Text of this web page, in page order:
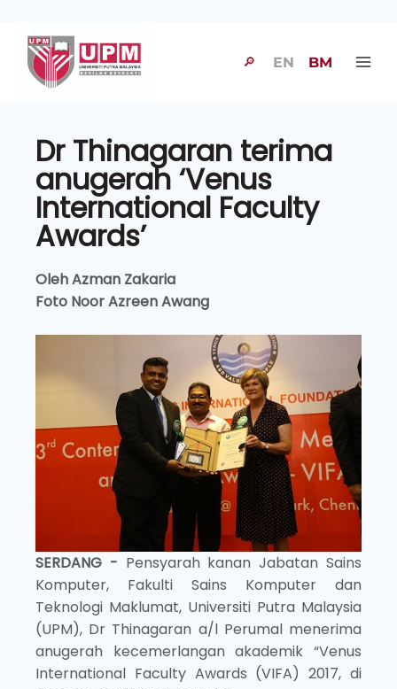
🔎 EN BM
Dr Thinagaran terima
anugerah ‘Venus
International Faculty
Awards’
Oleh Azman Zakaria
Foto Noor Azreen Awang
SERDANG - Pensyarah kanan Jabatan Sains
Komputer, Fakulti Sains Komputer dan
Teknologi Maklumat, Universiti Putra Malaysia
(UPM), Dr Thinagaran a/l Perumal menerima
anugerah kecemerlangan akademik “Venus
International Faculty Awards (VIFA) 2017, di